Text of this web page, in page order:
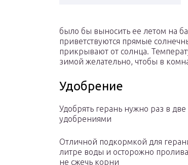
было бы выносить ее летом на
приветствуются прямые
прикрывают от солнца.
зимой желательно, чтобы в
Удобрение
Удобрять герань нужно раз в
удобрениями
Отличной подкормкой для
литре воды и осторожно
не сжечь корни